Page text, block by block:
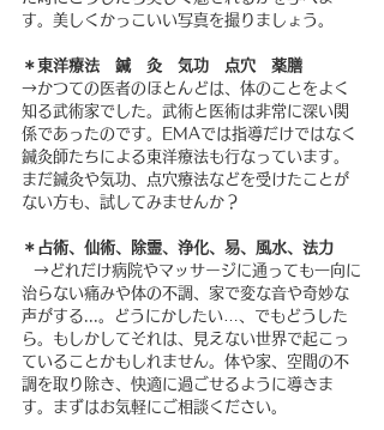
す。美しくかっこいい写真を撮りましょう。
＊東洋療法　鍼　灸　気功　点穴　薬膳
→かつての医者のほとんどは、体のことをよく
知る武術家でした。武術と医術は非常に深い関
係であったのです。EMAでは指導だけではなく
鍼灸師たちによる東洋療法も行なっています。
まだ鍼灸や気功、点穴療法などを受けたことが
ない方も、試してみませんか？
＊占術、仙術、除霊、浄化、易、風水、法力
治らない痛みや体の不調、家で変な音や奇妙な
声がする...。どうにかしたい…、でもどうした
ら。もしかしてそれは、見えない世界で起こっ
ていることかもしれません。体や家、空間の不
調を取り除き、快適に過ごせるように導きま
す。まずはお気軽にご相談ください。